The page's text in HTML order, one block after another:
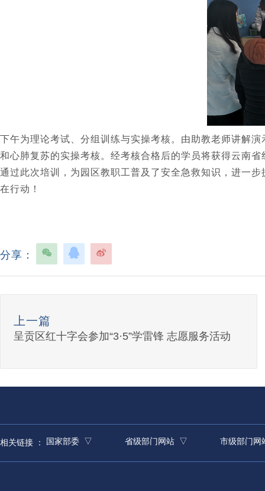
下午为理论考试、分组训练与实操考核。由助教老师讲解
和心肺复苏的实操考核。经考核合格后的学员将获得云南
通过此次培训，为园区教职工普及了安全急救知识，进一
在行动！
分享：
上一篇
呈贡区红十字会参加“3·5”学雷锋 志愿服务活动
相关链接 ： 国家部委 ▽ 省级部门网站 ▽ 市级部门